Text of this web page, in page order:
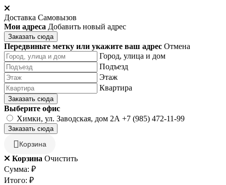
Доставка Самовызов
Мои адреса Добавить новый адрес
Заказать сюда
Передвиньте метку или укажите ваш адрес Отмена
Город, улица и дом
Подъезд
Этаж
Квартира
Заказать сюда
Выберите офис
Химки, ул. Заводская, дом 2А +7 (985) 472-11-99
Заказать сюда
Корзина
Корзина Очистить
Сумма: ₽
Итого: ₽